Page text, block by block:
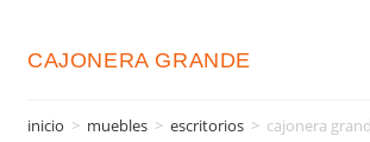
CAJONERA GRANDE
inicio > muebles > escritorios > cajonera